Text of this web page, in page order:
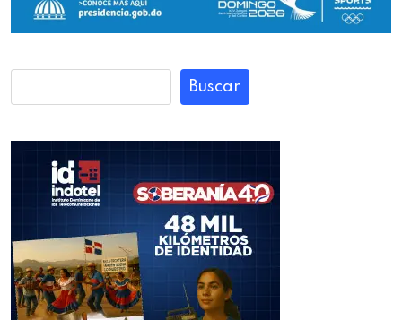
Buscar